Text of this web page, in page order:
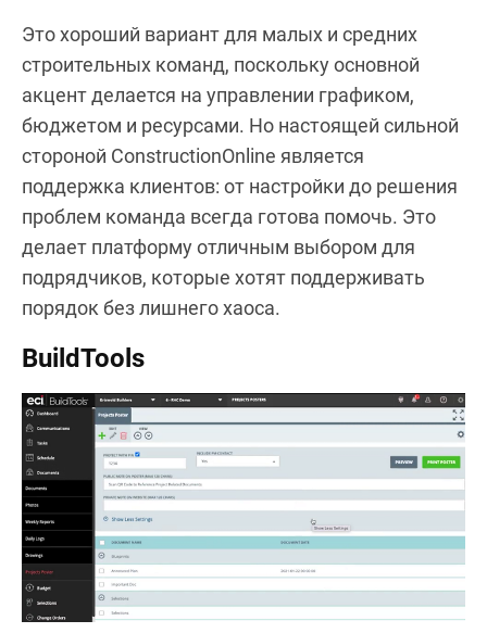
Это хороший вариант для малых и средних
строительных команд, поскольку основной
акцент делается на управлении графиком,
бюджетом и ресурсами. Но настоящей сильной
стороной ConstructionOnline является
поддержка клиентов: от настройки до решения
проблем команда всегда готова помочь. Это
делает платформу отличным выбором для
подрядчиков, которые хотят поддерживать
порядок без лишнего хаоса.
BuildTools